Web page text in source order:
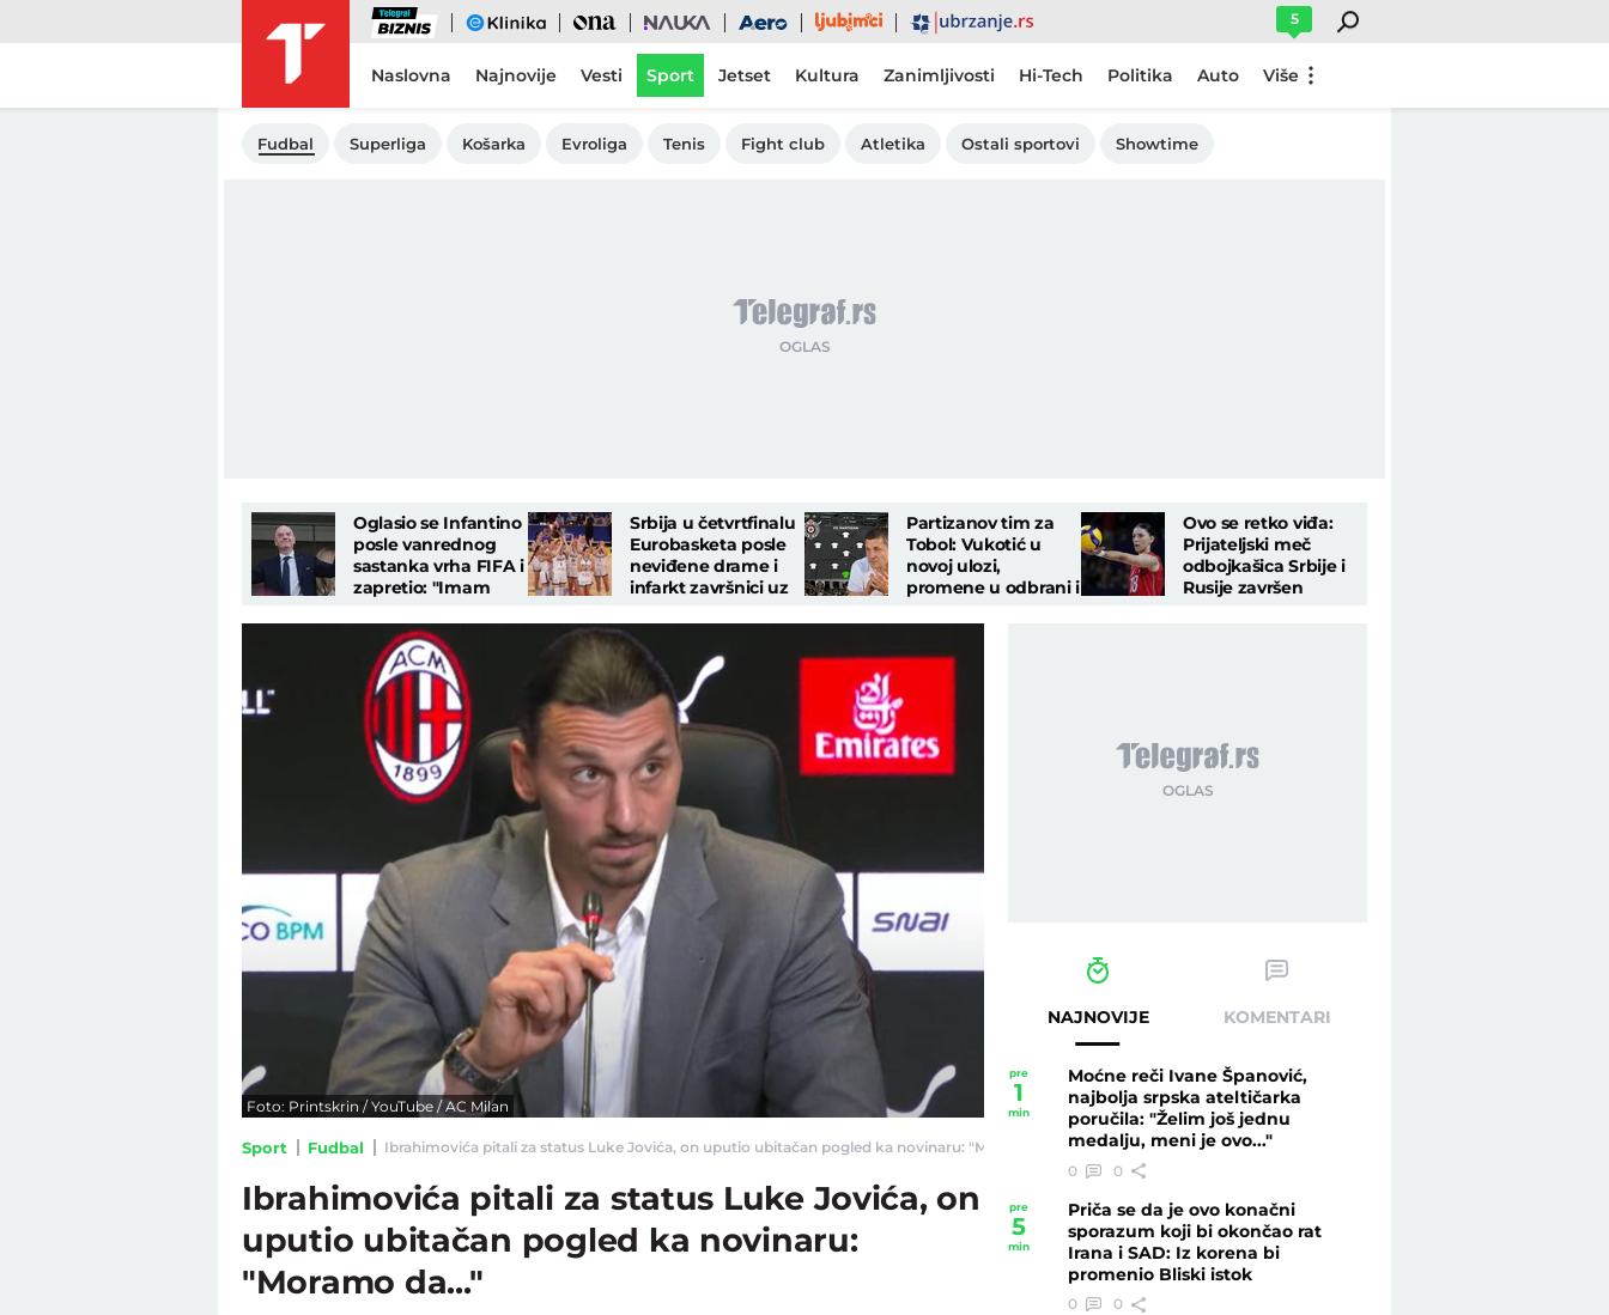
Biznis eKlinika Ona Nauka Aero Ljubimci Ubrzanje 5
Naslovna Najnovije Vesti Sport Jetset Kultura Zanimljivosti Hi-Tech Politika Auto Više
Fudbal Superliga Košarka Evroliga Tenis Fight club Atletika Ostali sportovi Showtime
Oglasio se Infantino
posle vanrednog
sastanka vrha FIFA i
zapretio: "Imam
tolerisati napade!"
Srbija u četvrtfinalu
Eurobasketa posle
neviđene drame i
infarkt završnici uz
Partizanov tim za
Tobol: Vukotić u
novoj ulozi,
promene u odbrani i
Ovo se retko viđa:
Prijateljski meč
odbojkašica Srbije i
Rusije završen
Foto: Printskrin / YouTube / AC Milan
Sport Fudbal Ibrahimovića pitali za status Luke Jovića, on uputio ubitačan pogled ka novinaru: "Moramo da..." - Telegraf.rs
Ibrahimovića pitali za status Luke Jovića, on
uputio ubitačan pogled ka novinaru:
"Moramo da..."
NAJNOVIJE KOMENTARI
pre
1
min
Moćne reči Ivane Španović,
najbolja srpska ateltičarka
poručila: "Želim još jednu
medalju, meni je ovo..."
0 0
pre
5
min
Priča se da je ovo konačni
sporazum koji bi okončao rat
Irana i SAD: Iz korena bi
promenio Bliski istok
0 0